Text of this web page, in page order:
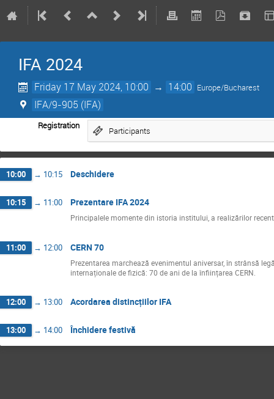
IFA 2024
Friday 17 May 2024, 10:00 → 14:00 Europe/Bucharest
IFA/9-905 (IFA)
Registration Participants
10:00 → 10:15 Deschidere
10:15 → 11:00 Prezentare IFA 2024
Principalele momente din istoria institului, a realizărilor
11:00 → 12:00 CERN 70
Prezentarea marchează evenimentul aniversar, în strânsă
internaționale de fizică: 70 de ani de la înființarea CERN.
12:00 → 13:00 Acordarea distincțiilor IFA
13:00 → 14:00 Închidere festivă